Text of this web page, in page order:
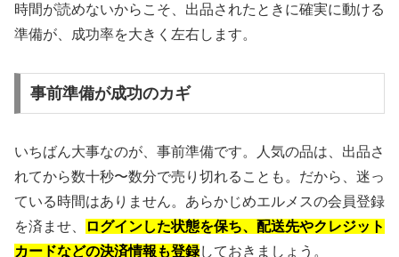
時間が読めないからこそ、出品されたときに確実に動ける
準備が、成功率を大きく左右します。
事前準備が成功のカギ
いちばん大事なのが、事前準備です。人気の品は、出品さ
れてから数十秒〜数分で売り切れることも。だから、迷っ
ている時間はありません。あらかじめエルメスの会員登録
を済ませ、
ログインした状態を保ち、配送先やクレジット
カードなどの決済情報も登録しておきましょう。